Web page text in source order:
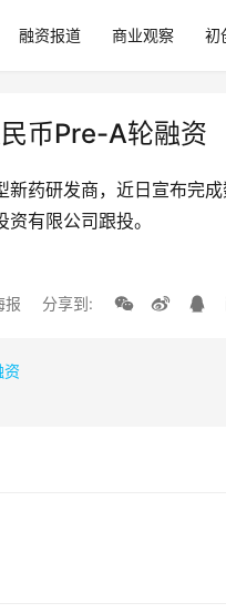
融资报道 商业观察 初
币Pre-A轮融资
新药研发商，近日宣布完
有限公司跟投。
报 分享到:
资